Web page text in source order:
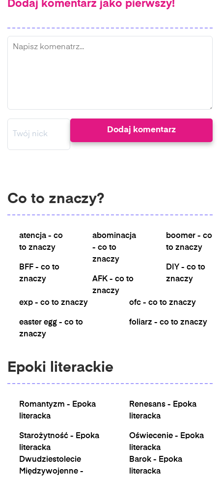
Dodaj komentarz jako pierwszy!
Co to znaczy?
atencja - co
to znaczy
BFF - co to
znaczy
abominacja
- co to
znaczy
AFK - co to
znaczy
boomer - co
to znaczy
DIY - co to
znaczy
exp - co to znaczy
easter egg - co to
znaczy
ofc - co to znaczy
foliarz - co to znaczy
Epoki literackie
Romantyzm - Epoka
literacka
Starożytność - Epoka
literacka
Renesans - Epoka
literacka
Oświecenie - Epoka
literacka
Dwudziestolecie
Międzywojenne -
Barok - Epoka
literacka